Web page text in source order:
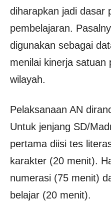
diharapkan jadi dasar
pembelajaran.
digunakan sebagai
menilai kinerja satuan
wilayah.
Pelaksanaan AN
Untuk jenjang SD/
pertama diisi tes
karakter (20 menit).
numerasi (75 menit)
belajar (20 menit).